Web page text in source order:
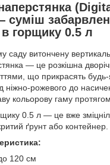
суміш
горщику 0.5 л
саду витончену
— це розкішна
що прикрасять
ніжно-рожевого до
кольорову гаму протягом
0.5 л — це вже
ґрунт або контейнер.
120 см